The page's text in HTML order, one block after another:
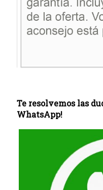
Te resolvemos las
WhatsApp!